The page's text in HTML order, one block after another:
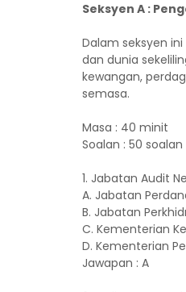
Seksyen A :
Dalam seksyen
dan dunia
kewangan,
semasa.
Masa : 40 minit
Soalan : 50
1. Jabatan Audit
A. Jabatan
B. Jabatan
C. Kementerian
D. Kementerian
Jawapan : A